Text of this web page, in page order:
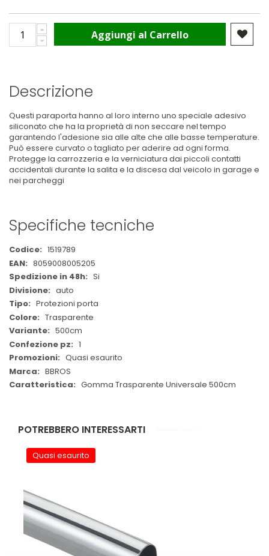
Aggiungi al Carrello
Descrizione
Questi paraporta hanno al loro interno uno speciale adesivo
siliconato che ha la proprietà di non seccare nel tempo
garantendo l'adesione sia alle alte che alle basse temperature.
Può essere curvato o tagliato per aderire ad ogni forma.
Protegge la carrozzeria e la verniciatura dai piccoli contatti
accidentali durante la salita e la discesa dal veicolo in garage e
nei parcheggi
Specifiche tecniche
Maggiori
Informazioni
1519789
8059008005205
Si
auto
Protezioni porta
Trasparente
500cm
1
Quasi esaurito
BBROS
Gomma Trasparente Universale 500cm
POTREBBERO INTERESSARTI
Quasi esaurito